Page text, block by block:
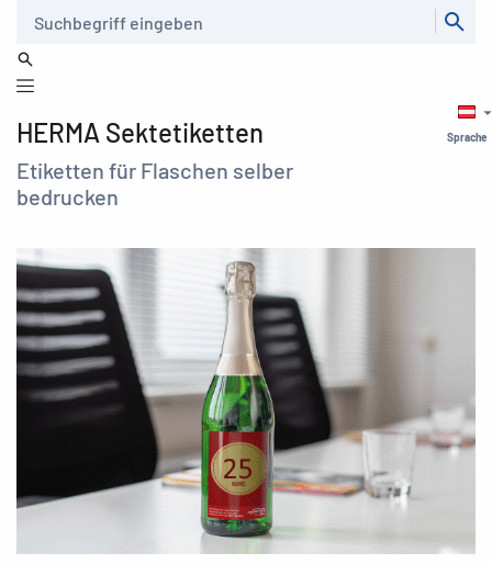
Sprache
HERMA Sektetiketten
Etiketten für Flaschen selber
bedrucken